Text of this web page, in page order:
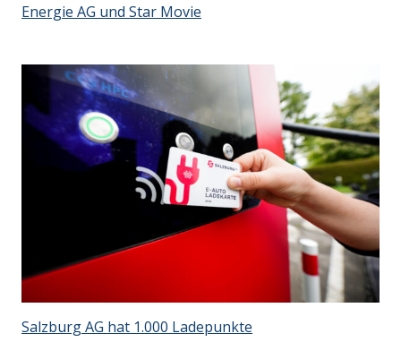
Energie AG und Star Movie
Salzburg AG hat 1.000 Ladepunkte